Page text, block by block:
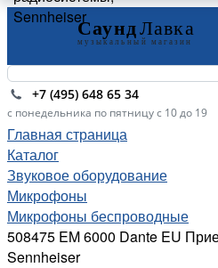
+7 (495) 648 65 34
с понедельника по пятницу с 10 до 19
Главная страница
Каталог
Звуковое оборудование
Микрофоны
Микрофоны беспроводные
508475 EM 6000 Dante EU
Sennheiser
Sennheiser